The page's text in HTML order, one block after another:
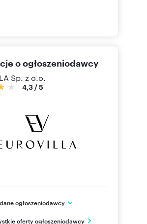
o ogłoszeniodawcy
Sp. z o.o.
4,3 /5
ogłoszeniodawcy
oferty ogłoszeniodawcy